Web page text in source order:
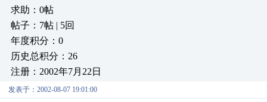
求助：0帖
帖子：7帖 | 5回
年度积分：0
历史总积分：26
注册：2002年7月22日
发表于：2002-08-07 19:01:00